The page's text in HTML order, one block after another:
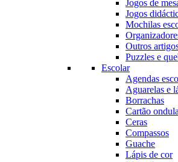
Jogos de
Jogos
Mochilas
Outros
Puzzles e
Escolar
Agendas
Aguarelas e
Borrachas
Cartão
Ceras
Compassos
Guache
Lápis de cor